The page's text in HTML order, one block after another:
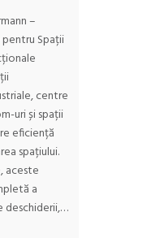
–
Spații
centre
uri și spații
eficiență
spațiului.
aceste
a
deschiderii,…